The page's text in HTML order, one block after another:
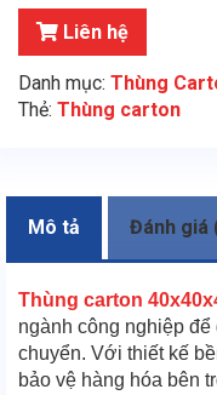
Liên hệ
Danh mục: Thùng
Thẻ: Thùng carton
Mô tả Đánh giá
Thùng carton
ngành công nghiệp
chuyển. Với thiết kế
bảo vệ hàng hóa bên